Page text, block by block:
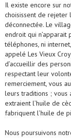
Il existe encore sur
choisissent de rejeter
déconnectée. Le
endroit qui n’apparait
téléphones, ni
appelé Les Vieux
d’accueillir des
respectant leur
remerciement, vous
leurs traditions ; vous
extraient l’huile de
fabriquent l’huile de
Nous poursuivons